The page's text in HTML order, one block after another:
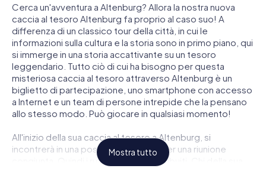
Cerca un'avventura a Altenburg? Allora la nostra nuova
caccia al tesoro Altenburg fa proprio al caso suo! A
differenza di un classico tour della città, in cui le
informazioni sulla cultura e la storia sono in primo piano, qui
si immerge in una storia accattivante su un tesoro
leggendario. Tutto ciò di cui ha bisogno per questa
misteriosa caccia al tesoro attraverso Altenburg è un
biglietto di partecipazione, uno smartphone con accesso
a Internet e un team di persone intrepide che la pensano
allo stesso modo. Può giocare in qualsiasi momento!
All'inizio della sua caccia al tesoro a Altenburg, si
incontrerà in una posizione centrale per una riunione
congiunta. Quindi i ruoli vengono distribuiti. Chi della sua
Mostra tutto